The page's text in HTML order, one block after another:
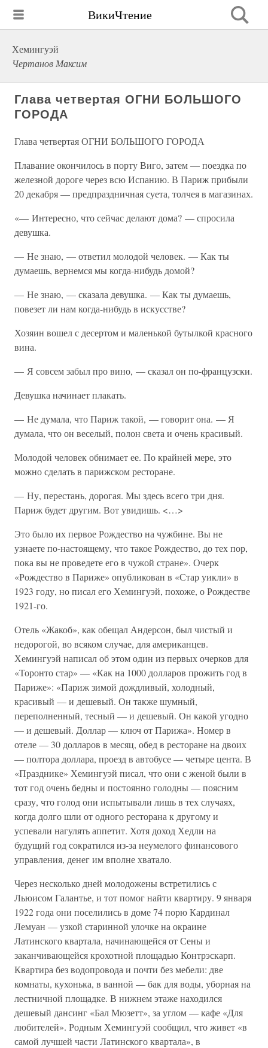
ВикиЧтение
Хемингуэй
Чертанов Максим
Глава четвертая ОГНИ БОЛЬШОГО
ГОРОДА
Глава четвертая ОГНИ БОЛЬШОГО ГОРОДА
Плавание окончилось в порту Виго, затем — поездка по
железной дороге через всю Испанию. В Париж прибыли
20 декабря — предпраздничная суета, толчея в магазинах.
«— Интересно, что сейчас делают дома? — спросила
девушка.
— Не знаю, — ответил молодой человек. — Как ты
думаешь, вернемся мы когда-нибудь домой?
— Не знаю, — сказала девушка. — Как ты думаешь,
повезет ли нам когда-нибудь в искусстве?
Хозяин вошел с десертом и маленькой бутылкой красного
вина.
— Я совсем забыл про вино, — сказал он по-французски.
Девушка начинает плакать.
— Не думала, что Париж такой, — говорит она. — Я
думала, что он веселый, полон света и очень красивый.
Молодой человек обнимает ее. По крайней мере, это
можно сделать в парижском ресторане.
— Ну, перестань, дорогая. Мы здесь всего три дня.
Париж будет другим. Вот увидишь. <…>
Это было их первое Рождество на чужбине. Вы не
узнаете по-настоящему, что такое Рождество, до тех пор,
пока вы не проведете его в чужой стране». Очерк
«Рождество в Париже» опубликован в «Стар уикли» в
1923 году, но писал его Хемингуэй, похоже, о Рождестве
1921-го.
Отель «Жакоб», как обещал Андерсон, был чистый и
недорогой, во всяком случае, для американцев.
Хемингуэй написал об этом один из первых очерков для
«Торонто стар» — «Как на 1000 долларов прожить год в
Париже»: «Париж зимой дождливый, холодный,
красивый — и дешевый. Он также шумный,
переполненный, тесный — и дешевый. Он какой угодно
— и дешевый. Доллар — ключ от Парижа». Номер в
отеле — 30 долларов в месяц, обед в ресторане на двоих
— полтора доллара, проезд в автобусе — четыре цента. В
«Празднике» Хемингуэй писал, что они с женой были в
тот год очень бедны и постоянно голодны — поясним
сразу, что голод они испытывали лишь в тех случаях,
когда долго шли от одного ресторана к другому и
успевали нагулять аппетит. Хотя доход Хедли на
будущий год сократился из-за неумелого финансового
управления, денег им вполне хватало.
Через несколько дней молодожены встретились с
Льюисом Галантье, и тот помог найти квартиру. 9 января
1922 года они поселились в доме 74 порю Кардинал
Лемуан — узкой старинной улочке на окраине
Латинского квартала, начинающейся от Сены и
заканчивающейся крохотной площадью Контрэскарп.
Квартира без водопровода и почти без мебели: две
комнаты, кухонька, в ванной — бак для воды, уборная на
лестничной площадке. В нижнем этаже находился
дешевый дансинг «Бал Мюзетт», за углом — кафе «Для
любителей». Родным Хемингуэй сообщил, что живет «в
самой лучшей части Латинского квартала», в